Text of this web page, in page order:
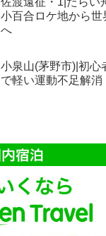
小百合ロケ地から
へ
小泉山(茅野市)|初心
で軽い運動不足解消